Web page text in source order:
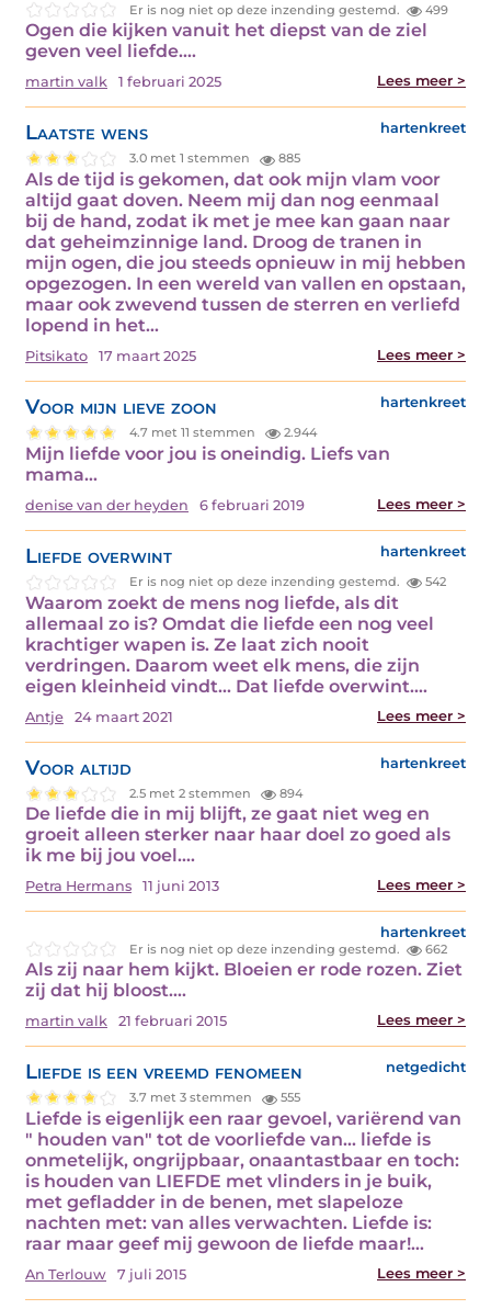
Er is nog niet op deze inzending gestemd. 499
Ogen die kijken vanuit het diepst van de ziel
geven veel liefde.…
martin valk 1 februari 2025 Lees meer >
Laatste wens hartenkreet
3.0 met 1 stemmen 885
Als de tijd is gekomen, dat ook mijn vlam voor
altijd gaat doven. Neem mij dan nog eenmaal
bij de hand, zodat ik met je mee kan gaan naar
dat geheimzinnige land. Droog de tranen in
mijn ogen, die jou steeds opnieuw in mij hebben
opgezogen. In een wereld van vallen en opstaan,
maar ook zwevend tussen de sterren en verliefd
lopend in het…
Pitsikato 17 maart 2025 Lees meer >
Voor mijn lieve zoon hartenkreet
4.7 met 11 stemmen 2.944
Mijn liefde voor jou is oneindig. Liefs van
mama…
denise van der heyden 6 februari 2019 Lees meer >
Liefde overwint hartenkreet
Er is nog niet op deze inzending gestemd. 542
Waarom zoekt de mens nog liefde, als dit
allemaal zo is? Omdat die liefde een nog veel
krachtiger wapen is. Ze laat zich nooit
verdringen. Daarom weet elk mens, die zijn
eigen kleinheid vindt... Dat liefde overwint.…
Antje 24 maart 2021 Lees meer >
Voor altijd hartenkreet
2.5 met 2 stemmen 894
De liefde die in mij blijft, ze gaat niet weg en
groeit alleen sterker naar haar doel zo goed als
ik me bij jou voel.…
Petra Hermans 11 juni 2013 Lees meer >
hartenkreet
Er is nog niet op deze inzending gestemd. 662
Als zij naar hem kijkt. Bloeien er rode rozen. Ziet
zij dat hij bloost.…
martin valk 21 februari 2015 Lees meer >
Liefde is een vreemd fenomeen netgedicht
3.7 met 3 stemmen 555
Liefde is eigenlijk een raar gevoel, variërend van
" houden van" tot de voorliefde van... liefde is
onmetelijk, ongrijpbaar, onaantastbaar en toch:
is houden van LIEFDE met vlinders in je buik,
met gefladder in de benen, met slapeloze
nachten met: van alles verwachten. Liefde is:
raar maar geef mij gewoon de liefde maar!…
An Terlouw 7 juli 2015 Lees meer >